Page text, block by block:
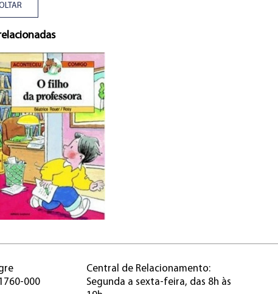
000
Central de Relacionamento:
Segunda a sexta-feira, das 8h às